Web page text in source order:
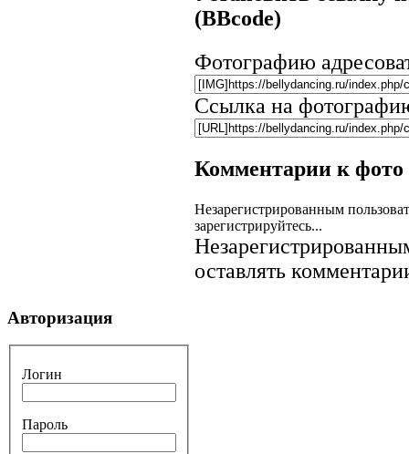
(BBcode)
Фотографию
Ссылка на
Комментарии к фото
Незарегистрированным
зарегистрируйтесь...
оставлять
Авторизация
Логин
Пароль